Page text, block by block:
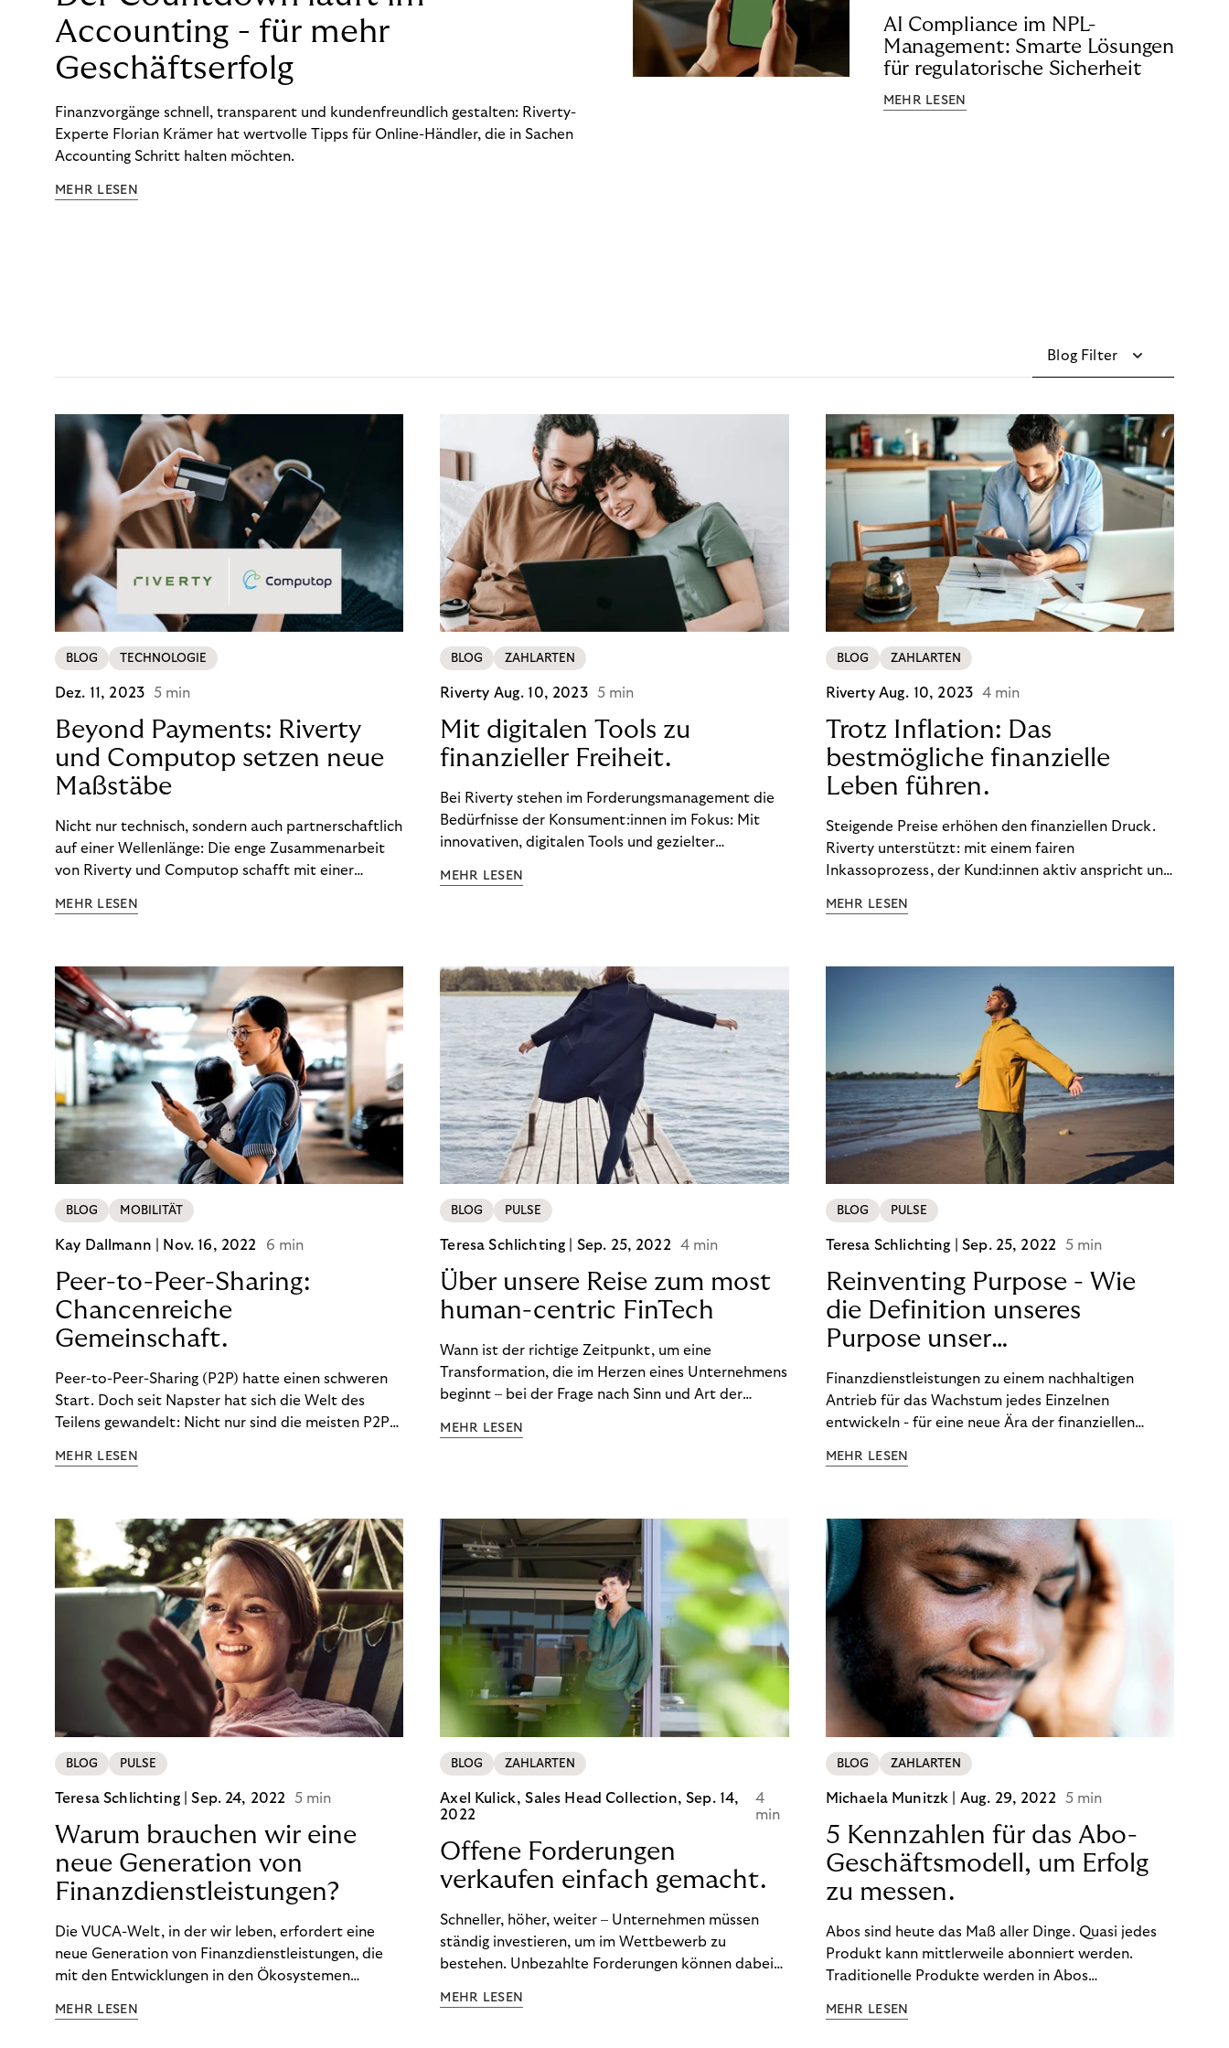
Accounting - für mehr
Geschäftserfolg
Finanzvorgänge schnell, transparent und kundenfreundlich gestalten: Riverty-
Experte Florian Krämer hat wertvolle Tipps für Online-Händler, die in Sachen
Accounting Schritt halten möchten.
MEHR LESEN
AI Compliance im NPL-
Management: Smarte Lösungen
für regulatorische Sicherheit
MEHR LESEN
Blog Filter
BLOG TECHNOLOGIE
Dez. 11, 2023 5 min
Beyond Payments: Riverty
und Computop setzen neue
Maßstäbe
Nicht nur technisch, sondern auch partnerschaftlich
auf einer Wellenlänge: Die enge Zusammenarbeit
von Riverty und Computop schafft mit einer
Zahlungsabwicklung echte Mehrwerte für Händler.
MEHR LESEN
BLOG ZAHLARTEN
Riverty Aug. 10, 2023 5 min
Mit digitalen Tools zu
finanzieller Freiheit.
Bei Riverty stehen im Forderungsmanagement die
Bedürfnisse der Konsument:innen im Fokus: Mit
innovativen, digitalen Tools und gezielter
ein Leben in finanzieller Freiheit zu führen. So
MEHR LESEN
BLOG ZAHLARTEN
Riverty Aug. 10, 2023 4 min
Trotz Inflation: Das
bestmögliche finanzielle
Leben führen.
Steigende Preise erhöhen den finanziellen Druck.
Riverty unterstützt: mit einem fairen
Inkassoprozess, der Kund:innen aktiv anspricht und
Finanzbildung ermöglicht. So bleiben Menschen
MEHR LESEN
BLOG MOBILITÄT
Kay Dallmann | Nov. 16, 2022 6 min
Peer-to-Peer-Sharing:
Chancenreiche
Gemeinschaft.
Peer-to-Peer-Sharing (P2P) hatte einen schweren
Start. Doch seit Napster hat sich die Welt des
Teilens gewandelt: Nicht nur sind die meisten P2P-
wird, hat sich geändert. Das bietet Unternehmen
MEHR LESEN
BLOG PULSE
Teresa Schlichting | Sep. 25, 2022 4 min
Über unsere Reise zum most
human-centric FinTech
Wann ist der richtige Zeitpunkt, um eine
Transformation, die im Herzen eines Unternehmens
beginnt – bei der Frage nach Sinn und Art der
kommuniziert man ein Ziel, das so ganzheitlich ist,
Krisen der richtige Moment, über eine Zukunft zu
sprechen, die den Menschen in den Mittelpunkt
unseres wirtschaftlichen Handelns stellt? Eine
Zukunft, die auf der festen Überzeugung aufbaut,
dass jeder das Recht haben sollte, seiner Berufung
und Leidenschaft zu folgen?
MEHR LESEN
BLOG PULSE
Teresa Schlichting |Sep. 25, 2022 5 min
Reinventing Purpose - Wie
die Definition unseres
Purpose unser
Transformation beeinflusst
hat!
Finanzdienstleistungen zu einem nachhaltigen
Antrieb für das Wachstum jedes Einzelnen
entwickeln - für eine neue Ära der finanziellen
Startpunkt unserer Transformation. Lesen Sie mehr
haben.
MEHR LESEN
BLOG PULSE
Teresa Schlichting |Sep. 24, 2022 5 min
Warum brauchen wir eine
neue Generation von
Finanzdienstleistungen?
Die VUCA-Welt, in der wir leben, erfordert eine
neue Generation von Finanzdienstleistungen, die
mit den Entwicklungen in den Ökosystemen
finanzielle Situation jedes Einzelnen zugeschnitten
MEHR LESEN
BLOG ZAHLARTEN
Axel Kulick, Sales Head Collection,Sep. 14,
2022
4
min
Offene Forderungen
verkaufen einfach gemacht.
Schneller, höher, weiter – Unternehmen müssen
ständig investieren, um im Wettbewerb zu
bestehen. Unbezahlte Forderungen können dabei
leiden. Und die Kosten für das
MEHR LESEN
BLOG ZAHLARTEN
Michaela Munitzk | Aug. 29, 2022 5 min
5 Kennzahlen für das Abo-
Geschäftsmodell, um Erfolg
zu messen.
Abos sind heute das Maß aller Dinge. Quasi jedes
Produkt kann mittlerweile abonniert werden.
Traditionelle Produkte werden in Abos
Anfang an im Abo. Sie möchten auch am Abomarkt
MEHR LESEN